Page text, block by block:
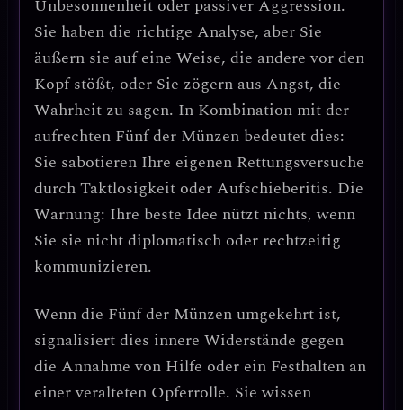
Unbesonnenheit oder passiver Aggression.
Sie haben die richtige Analyse, aber Sie
äußern sie auf eine Weise, die andere vor den
Kopf stößt, oder Sie zögern aus Angst, die
Wahrheit zu sagen. In Kombination mit der
aufrechten Fünf der Münzen bedeutet dies:
Sie sabotieren Ihre eigenen Rettungsversuche
durch Taktlosigkeit oder Aufschieberitis. Die
Warnung: Ihre beste Idee nützt nichts, wenn
Sie sie nicht diplomatisch oder rechtzeitig
kommunizieren.
Wenn die Fünf der Münzen umgekehrt ist,
signalisiert dies innere Widerstände gegen
die Annahme von Hilfe oder ein Festhalten an
einer veralteten Opferrolle. Sie wissen